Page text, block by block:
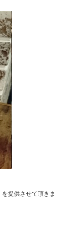
提供させて頂きま